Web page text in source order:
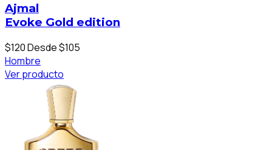
Ajmal
Evoke Gold edition
$120Desde $105
Hombre
Ver producto